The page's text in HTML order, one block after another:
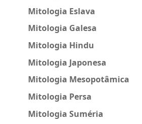
Mitologia Eslava
Mitologia Galesa
Mitologia Hindu
Mitologia Japonesa
Mitologia Mesopotâmica
Mitologia Persa
Mitologia Suméria